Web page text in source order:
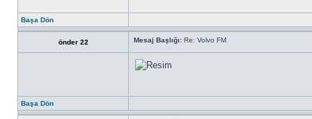
Başa Dön
önder 22 Mesaj Başlığı: Re: Volvo FM
Başa Dön